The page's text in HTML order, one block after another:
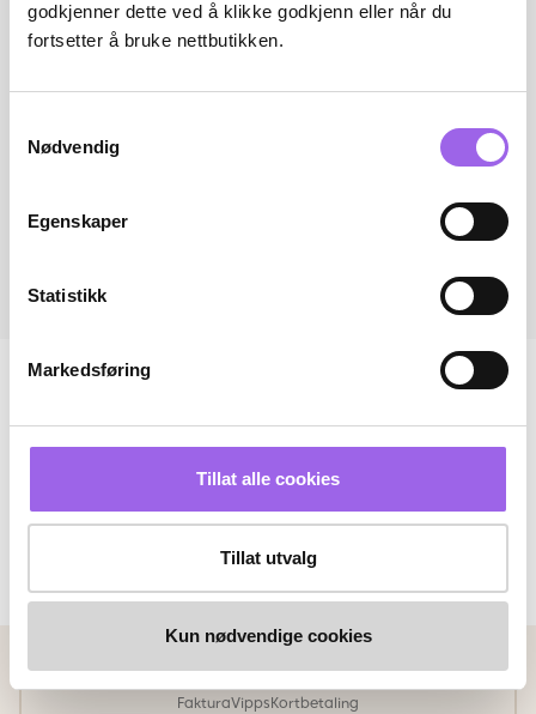
godkjenner dette ved å klikke godkjenn eller når du
fortsetter å bruke nettbutikken.
Nødvendig
Egenskaper
Statistikk
Markedsføring
Tillat alle cookies
Tillat utvalg
Kun nødvendige cookies
Betalingsmetoder
FakturaVippsKortbetaling